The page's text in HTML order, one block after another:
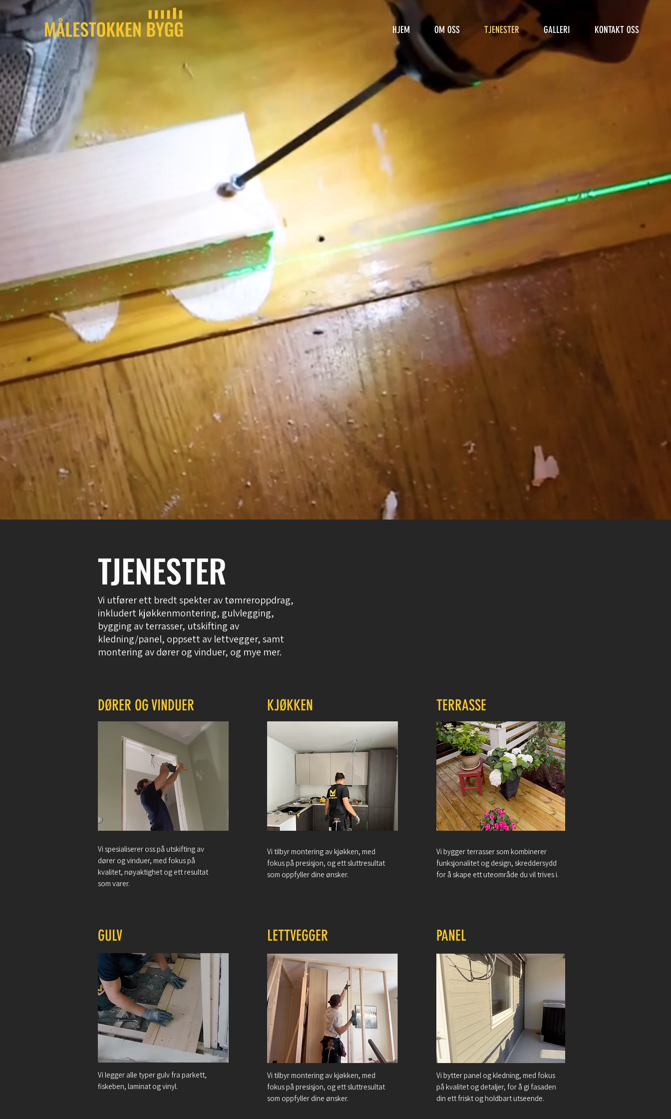
HJEM OM OSS TJENESTER GALLERI KONTAKT OSS
TJENESTER
Vi utfører ett bredt spekter av tømreroppdrag,
inkludert kjøkkenmontering, gulvlegging,
bygging av terrasser, utskifting av
kledning/panel, oppsett av lettvegger, samt
montering av dører og vinduer, og mye mer.
DØRER OG VINDUER
Vi spesialiserer oss på utskifting av
dører og vinduer, med fokus på
kvalitet, nøyaktighet og ett resultat
som varer.
KJØKKEN
Vi tilbyr montering av kjøkken, med
fokus på presisjon, og ett sluttresultat
som oppfyller dine ønsker.
TERRASSE
Vi bygger terrasser som kombinerer
funksjonalitet og design, skreddersydd
for å skape ett uteområde du vil trives i.
GULV
Vi legger alle typer gulv fra parkett,
fiskeben, laminat og vinyl.
LETTVEGGER
Vi tilbyr montering av kjøkken, med
fokus på presisjon, og ett sluttresultat
som oppfyller dine ønsker.
PANEL
Vi bytter panel og kledning, med fokus
på kvalitet og detaljer, for å gi fasaden
din ett friskt og holdbart utseende.